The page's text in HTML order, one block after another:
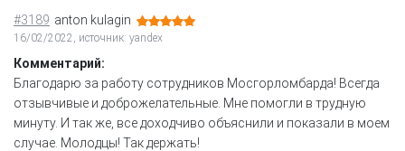
#3189 anton kulagin
16/02/2022, источник: yandex
Комментарий:
Благодарю за работу сотрудников Мосгорломбарда! Всегда
отзывчивые и доброжелательные. Мне помогли в трудную
минуту. И так же, все доходчиво объяснили и показали в моем
случае. Молодцы! Так держать!